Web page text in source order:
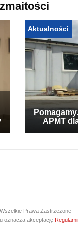
Aktualności
APMT
Prawa Zastrzeżone
oznacza akceptację